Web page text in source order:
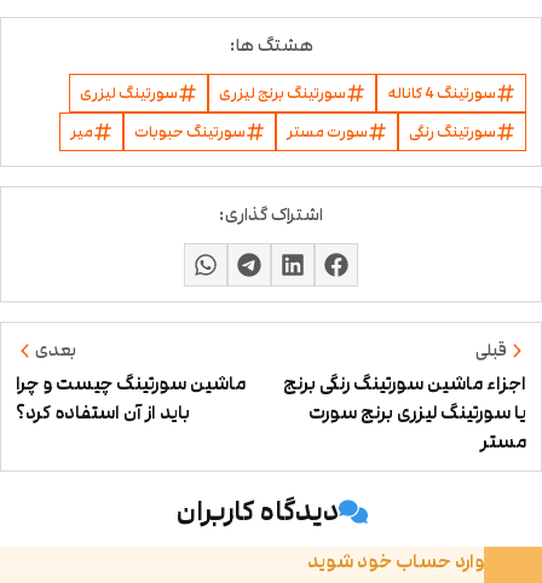
هشتگ ها:
سورتینگ 4 کاناله سورتینگ برنج لیزری
سورتینگ لیزری
سورتینگ رنگی
سورت مستر سورتینگ حبوبات میر
اشتراک گذاری:
قبلی
اجزاء ماشین سورتینگ رنگی برنج
یا سورتینگ لیزری برنج سورت
مستر
بعدی
ماشین سورتینگ چیست و چرا
باید از آن استفاده کرد؟
دیدگاه کاربران
وارد حساب خود شوید